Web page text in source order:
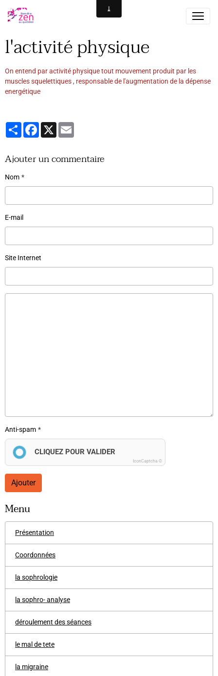
l'activité physique
On entend par activité physique tout mouvement produit par les
muscles squelettiques , responsable de l'augmentation de la dépense
energétique
PartagerFacebook
X
Ajouter un commentaire
Nom
E-mail
Site Internet
Anti-spam
CLIQUEZ POUR VALIDER
IconCaptcha ©
Ajouter
Menu
Présentation
Coordonnées
la sophrologie
la sophro- analyse
déroulement des séances
le mal de tete
la migraine